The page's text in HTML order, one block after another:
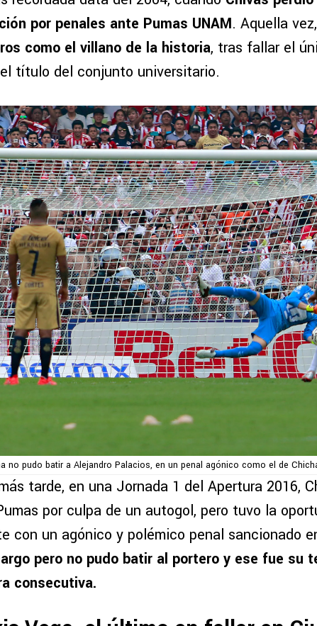
por penales ante Pumas UNAM. Aquella vez,
como el villano de la historia, tras fallar el
título del conjunto universitario.
no pudo batir a Alejandro Palacios, en un penal agónico como el de
tarde, en una Jornada 1 del Apertura 2016,
por culpa de un autogol, pero tuvo la
con un agónico y polémico penal sancionado
pero no pudo batir al portero y ese fue su
consecutiva.